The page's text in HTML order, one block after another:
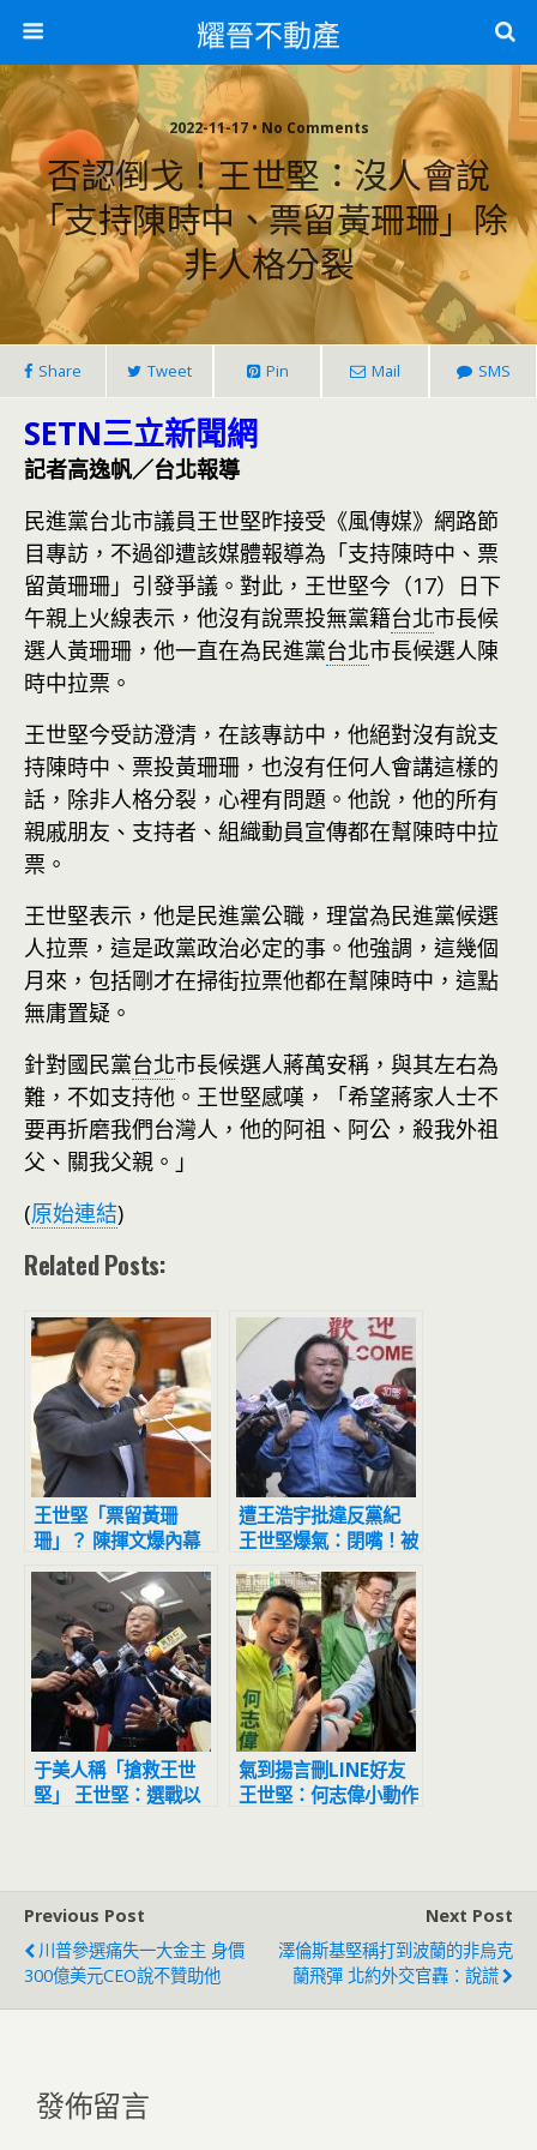
耀晉不動產
2022-11-17 • No Comments
否認倒戈！王世堅：沒人會說
「支持陳時中、票留黃珊珊」除
非人格分裂
Share Tweet Pin Mail SMS
SETN三立新聞網
記者高逸帆／台北報導
民進黨台北市議員王世堅昨接受《風傳媒》網路節
目專訪，不過卻遭該媒體報導為「支持陳時中、票
留黃珊珊」引發爭議。對此，王世堅今（17）日下
午親上火線表示，他沒有說票投無黨籍台北市長候
選人黃珊珊，他一直在為民進黨台北市長候選人陳
時中拉票。
王世堅今受訪澄清，在該專訪中，他絕對沒有說支
持陳時中、票投黃珊珊，也沒有任何人會講這樣的
話，除非人格分裂，心裡有問題。他說，他的所有
親戚朋友、支持者、組織動員宣傳都在幫陳時中拉
票。
王世堅表示，他是民進黨公職，理當為民進黨候選
人拉票，這是政黨政治必定的事。他強調，這幾個
月來，包括剛才在掃街拉票他都在幫陳時中，這點
無庸置疑。
針對國民黨台北市長候選人蔣萬安稱，與其左右為
難，不如支持他。王世堅感嘆，「希望蔣家人士不
要再折磨我們台灣人，他的阿祖、阿公，殺我外祖
父、關我父親。」
(原始連結)
Related Posts:
王世堅「票留黃珊
珊」？ 陳揮文爆內幕
高嘉瑜喊：絕對不可能
遭王浩宇批違反黨紀
王世堅爆氣：閉嘴！被
罷免就回去當太監
于美人稱「搶救王世
堅」 王世堅：選戰以
氣到揚言刪LINE好友
王世堅：何志偉小動作
Previous Post
川普參選痛失一大金主 身價
300億美元CEO說不贊助他
Next Post
澤倫斯基堅稱打到波蘭的非烏克
蘭飛彈 北約外交官轟：說謊
發佈留言